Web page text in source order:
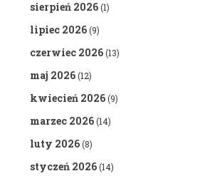
sierpień 2026(1)
lipiec 2026(9)
czerwiec 2026(13)
maj 2026(12)
kwiecień 2026(9)
marzec 2026(14)
luty 2026(8)
styczeń 2026(14)